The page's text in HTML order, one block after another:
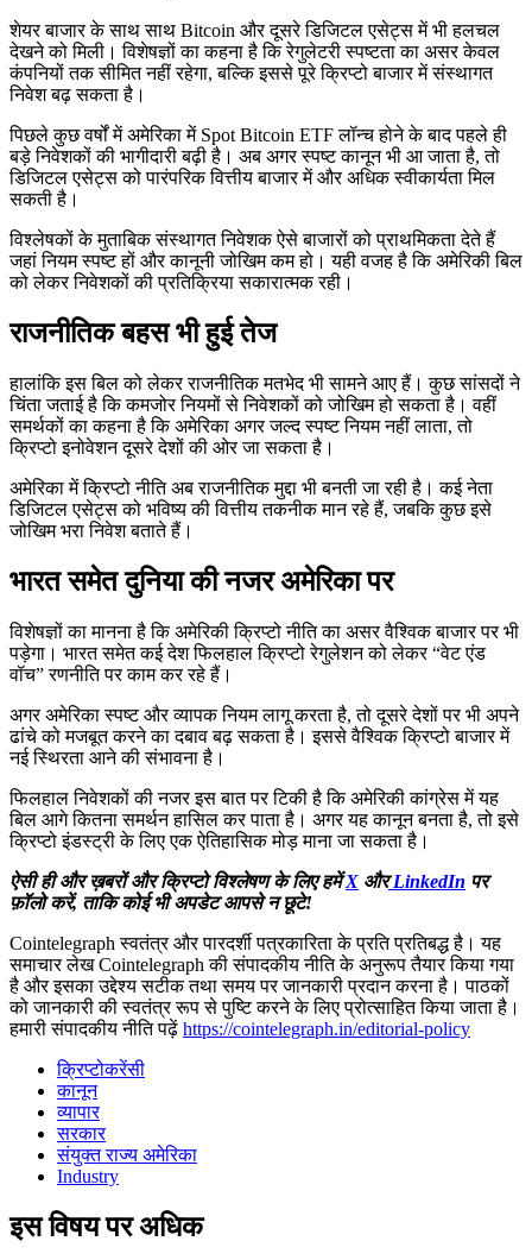
शेयर बाजार के साथ साथ Bitcoin और दूसरे डिजिटल एसेट्स में भी हलचल
देखने को मिली। विशेषज्ञों का कहना है कि रेगुलेटरी स्पष्टता का असर केवल
कंपनियों तक सीमित नहीं रहेगा, बल्कि इससे पूरे क्रिप्टो बाजार में संस्थागत
निवेश बढ़ सकता है।
पिछले कुछ वर्षों में अमेरिका में Spot Bitcoin ETF लॉन्च होने के बाद पहले ही
बड़े निवेशकों की भागीदारी बढ़ी है। अब अगर स्पष्ट कानून भी आ जाता है, तो
डिजिटल एसेट्स को पारंपरिक वित्तीय बाजार में और अधिक स्वीकार्यता मिल
सकती है।
विश्लेषकों के मुताबिक संस्थागत निवेशक ऐसे बाजारों को प्राथमिकता देते हैं
जहां नियम स्पष्ट हों और कानूनी जोखिम कम हो। यही वजह है कि अमेरिकी बिल
को लेकर निवेशकों की प्रतिक्रिया सकारात्मक रही।
राजनीतिक बहस भी हुई तेज
हालांकि इस बिल को लेकर राजनीतिक मतभेद भी सामने आए हैं। कुछ सांसदों ने
चिंता जताई है कि कमजोर नियमों से निवेशकों को जोखिम हो सकता है। वहीं
समर्थकों का कहना है कि अमेरिका अगर जल्द स्पष्ट नियम नहीं लाता, तो
क्रिप्टो इनोवेशन दूसरे देशों की ओर जा सकता है।
अमेरिका में क्रिप्टो नीति अब राजनीतिक मुद्दा भी बनती जा रही है। कई नेता
डिजिटल एसेट्स को भविष्य की वित्तीय तकनीक मान रहे हैं, जबकि कुछ इसे
जोखिम भरा निवेश बताते हैं।
भारत समेत दुनिया की नजर अमेरिका पर
विशेषज्ञों का मानना है कि अमेरिकी क्रिप्टो नीति का असर वैश्विक बाजार पर भी
पड़ेगा। भारत समेत कई देश फिलहाल क्रिप्टो रेगुलेशन को लेकर “वेट एंड
वॉच” रणनीति पर काम कर रहे हैं।
अगर अमेरिका स्पष्ट और व्यापक नियम लागू करता है, तो दूसरे देशों पर भी अपने
ढांचे को मजबूत करने का दबाव बढ़ सकता है। इससे वैश्विक क्रिप्टो बाजार में
नई स्थिरता आने की संभावना है।
फिलहाल निवेशकों की नजर इस बात पर टिकी है कि अमेरिकी कांग्रेस में यह
बिल आगे कितना समर्थन हासिल कर पाता है। अगर यह कानून बनता है, तो इसे
क्रिप्टो इंडस्ट्री के लिए एक ऐतिहासिक मोड़ माना जा सकता है।
ऐसी ही और ख़बरों और क्रिप्टो विश्लेषण के लिए हमेंX औरLinkedIn पर
फ़ॉलो करें, ताकि कोई भी अपडेट आपसे न छूटे!
Cointelegraph स्वतंत्र और पारदर्शी पत्रकारिता के प्रति प्रतिबद्ध है। यह
समाचार लेख Cointelegraph की संपादकीय नीति के अनुरूप तैयार किया गया
है और इसका उद्देश्य सटीक तथा समय पर जानकारी प्रदान करना है। पाठकों
को जानकारी की स्वतंत्र रूप से पुष्टि करने के लिए प्रोत्साहित किया जाता है।
हमारी संपादकीय नीति पढ़ें https://cointelegraph.in/editorial-policy
क्रिप्टोकरेंसी
कानून
व्यापार
सरकार
संयुक्त राज्य अमेरिका
Industry
इस विषय पर अधिक